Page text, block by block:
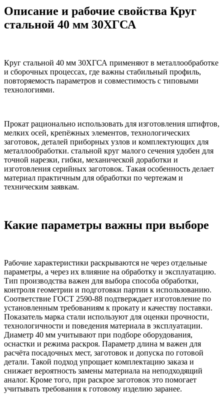
Описание и рабочие свойства Круг
стальной 40 мм 30ХГСА
Круг стальной 40 мм 30ХГСА применяют в металлообработке
и сборочных процессах, где важны стабильный профиль,
повторяемость параметров и совместимость с типовыми
технологиями.
Прокат рационально использовать для изготовления штифтов,
мелких осей, крепёжных элементов, технологических
заготовок, деталей приборных узлов и комплектующих для
металлообработки. стальной круг малого сечения удобен для
точной нарезки, гибки, механической доработки и
изготовления серийных заготовок. Такая особенность делает
материал практичным для обработки по чертежам и
техническим заявкам.
Какие параметры важны при выборе
Рабочие характеристики раскрываются не через отдельные
параметры, а через их влияние на обработку и эксплуатацию.
Тип производства важен для выбора способа обработки,
контроля геометрии и подготовки партии к использованию.
Соответствие ГОСТ 2590-88 подтверждает изготовление по
установленным требованиям к прокату и качеству поставки.
Показатель марка стали используют для оценки прочности,
технологичности и поведения материала в эксплуатации.
Диаметр 40 мм учитывают при подборе оборудования,
оснастки и режима раскроя. Параметр длина м важен для
расчёта посадочных мест, заготовок и допуска по готовой
детали. Такой подход упрощает комплектацию заказа и
снижает вероятность замены материала на неподходящий
аналог. Кроме того, при раскрое заготовок это помогает
учитывать требования к готовому изделию заранее.